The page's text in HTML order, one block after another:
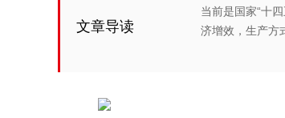
文章导读
当前是国家“十
济增效，生产方